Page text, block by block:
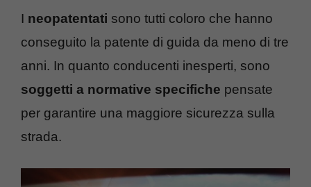
I neopatentati sono tutti coloro che hanno
conseguito la patente di guida da meno di tre
anni. In quanto conducenti inesperti, sono
soggetti a normative specifiche pensate
per garantire una maggiore sicurezza sulla
strada.